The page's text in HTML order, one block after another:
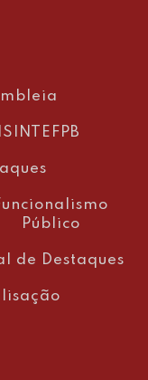
Público
de Destaques